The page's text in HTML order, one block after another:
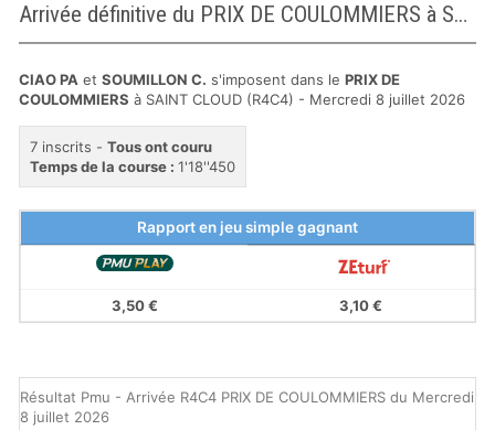
Arrivée définitive du PRIX DE COULOMMIERS à SAINT CLOUD
CIAO PA et SOUMILLON C. s'imposent dans le PRIX DE
COULOMMIERS à SAINT CLOUD (R4C4) - Mercredi 8 juillet 2026
7 inscrits - Tous ont couru
Temps de la course : 1'18''450
Rapport en jeu simple gagnant
3,50 € 3,10 €
Résultat Pmu - Arrivée R4C4 PRIX DE COULOMMIERS du Mercredi
8 juillet 2026